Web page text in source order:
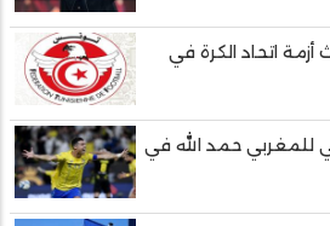
اتحاد الكرة في
للمغربي حمد الله في